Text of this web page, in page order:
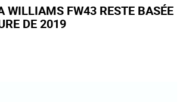
WILLIAMS FW43 RESTE BASÉE
DE 2019